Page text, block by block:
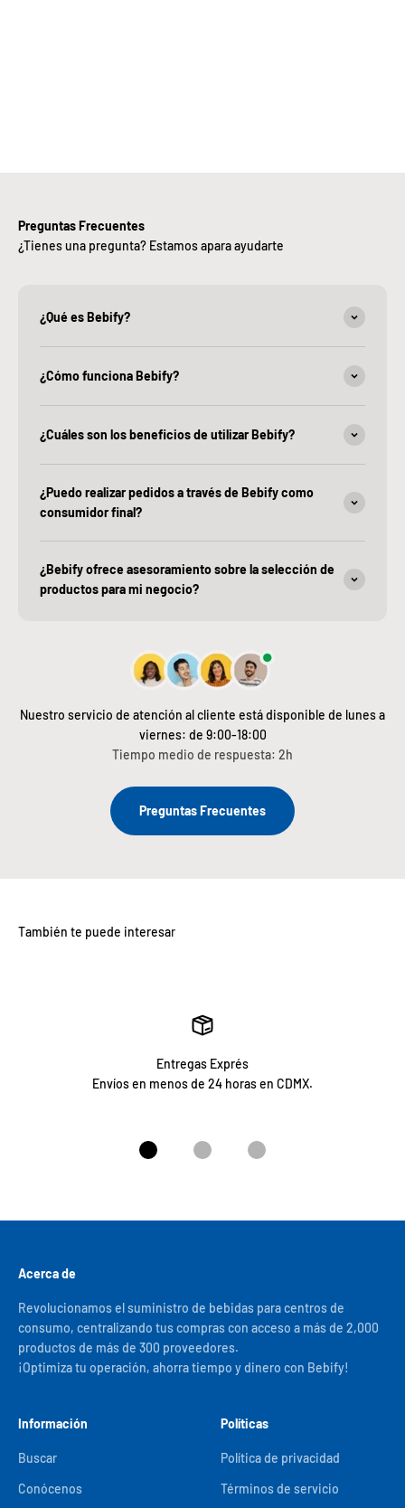
Preguntas Frecuentes
¿Tienes una pregunta? Estamos apara ayudarte
¿Qué es Bebify?
¿Cómo funciona Bebify?
¿Cuáles son los beneficios de utilizar Bebify?
¿Puedo realizar pedidos a través de Bebify como
consumidor final?
¿Bebify ofrece asesoramiento sobre la selección de
productos para mi negocio?
Nuestro servicio de atención al cliente está disponible de lunes a
viernes: de 9:00-18:00
Tiempo medio de respuesta: 2h
Preguntas Frecuentes
Entregas Exprés
Envíos en menos de 24 horas en CDMX.
Ir al artículo 1Ir al artículo 2Ir al artículo 3
Acerca de
Revolucionamos el suministro de bebidas para centros de
consumo, centralizando tus compras con acceso a más de 2,000
productos de más de 300 proveedores.
¡Optimiza tu operación, ahorra tiempo y dinero con Bebify!
Información
Buscar
Conócenos
Políticas
Política de privacidad
Términos de servicio